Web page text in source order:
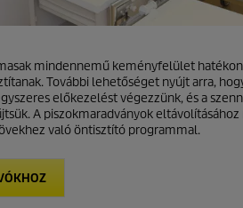
mindennemű keményfelület
További lehetőséget nyújt arra,
előkezelést végezzünk, és a
A piszokmaradványok
való öntisztító programmal.